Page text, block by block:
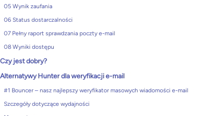
05 Wynik zaufania
06 Status dostarczalności
07 Pełny raport sprawdzania poczty e-mail
08 Wyniki dostępu
Czy jest dobry?
Alternatywy Hunter dla weryfikacji e-mail
#1 Bouncer – nasz najlepszy weryfikator masowych wiadomości e-mail
Szczegóły dotyczące wydajności